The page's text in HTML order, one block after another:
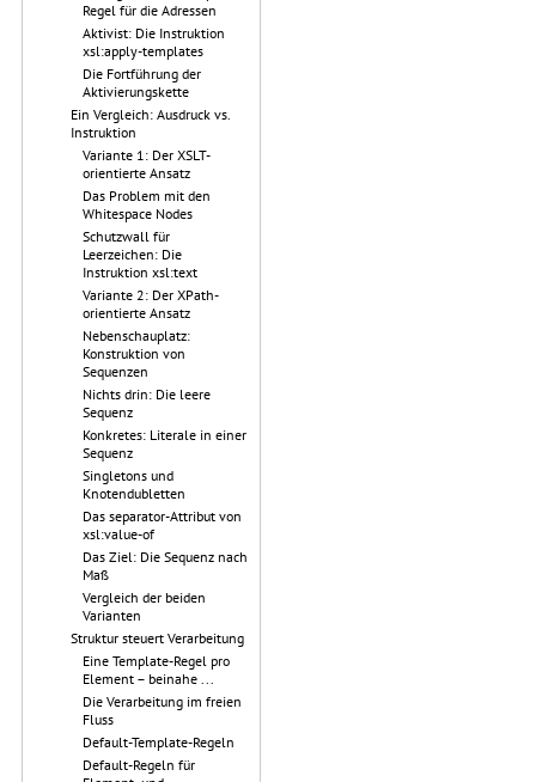
Regel für die Adressen
Aktivist: Die Instruktion
xsl:apply-templates
Die Fortführung der
Aktivierungskette
Ein Vergleich: Ausdruck vs.
Instruktion
Variante 1: Der XSLT-
orientierte Ansatz
Das Problem mit den
Whitespace Nodes
Schutzwall für
Leerzeichen: Die
Instruktion xsl:text
Variante 2: Der XPath-
orientierte Ansatz
Nebenschauplatz:
Konstruktion von
Sequenzen
Nichts drin: Die leere
Sequenz
Konkretes: Literale in einer
Sequenz
Singletons und
Knotendubletten
Das separator-Attribut von
xsl:value-of
Das Ziel: Die Sequenz nach
Maß
Vergleich der beiden
Varianten
Struktur steuert Verarbeitung
Eine Template-Regel pro
Element – beinahe ...
Die Verarbeitung im freien
Fluss
Default-Template-Regeln
Default-Regeln für